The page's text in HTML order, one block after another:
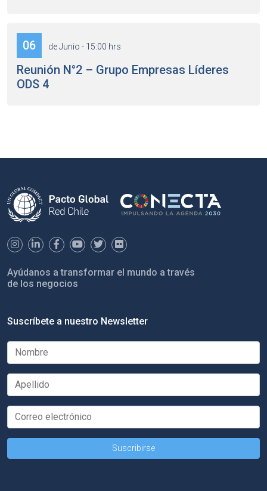
06 de Junio - 15:00 hrs
Reunión N°2 – Grupo Empresas Líderes
ODS 4
Ayúdanos a transformar el mundo a través
de los negocios
Suscríbete a nuestro Newsletter